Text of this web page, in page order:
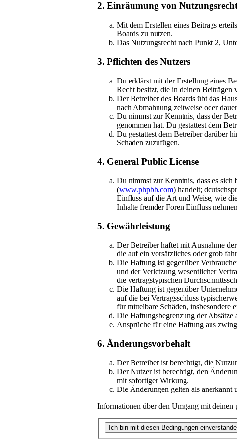
2. Einräumung von
Mit dem Erstellen eines Beitrags
Boards zu nutzen.
Das Nutzungsrecht nach Punkt 2,
3. Pflichten des Nutzers
Du erklärst mit der Erstellung eines
Recht besitzt, die in deinen Beiträgen
Der Betreiber des Boards übt das
nach Abmahnung zeitweise oder
Du nimmst zur Kenntnis, dass der
genommen hat. Du gestattest dem
Du gestattest dem Betreiber darüber
Schaden zuzufügen.
4. General Public License
Du nimmst zur Kenntnis, dass es sich
(www.phpbb.com) handelt;
Einfluss auf die Art und Weise, wie
Inhalte fremder Foren Einfluss
5. Gewährleistung
Der Betreiber haftet mit Ausnahme
die auf ein vorsätzliches oder grob
Die Haftung ist gegenüber
und der Verletzung wesentlicher
die vertragstypischen
Die Haftung ist gegenüber
auf die bei Vertragsschluss
für mittelbare Schäden, insbesondere
Die Haftungsbegrenzung der
Ansprüche für eine Haftung aus
6. Änderungsvorbehalt
Der Betreiber ist berechtigt, die
Der Nutzer ist berechtigt, den
mit sofortiger Wirkung.
Die Änderungen gelten als anerkannt
Informationen über den Umgang mit deinen